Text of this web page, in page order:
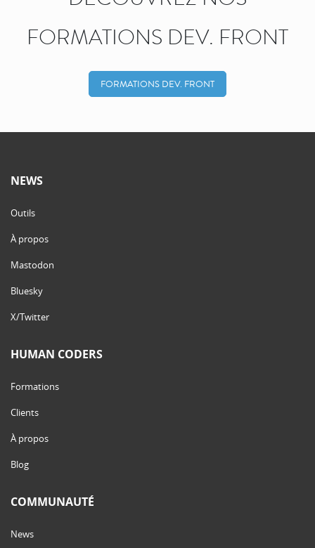
FORMATIONS DEV. FRONT
FORMATIONS DEV. FRONT
NEWS
Outils
À propos
Mastodon
Bluesky
X/Twitter
HUMAN CODERS
Formations
Clients
À propos
Blog
COMMUNAUTÉ
News